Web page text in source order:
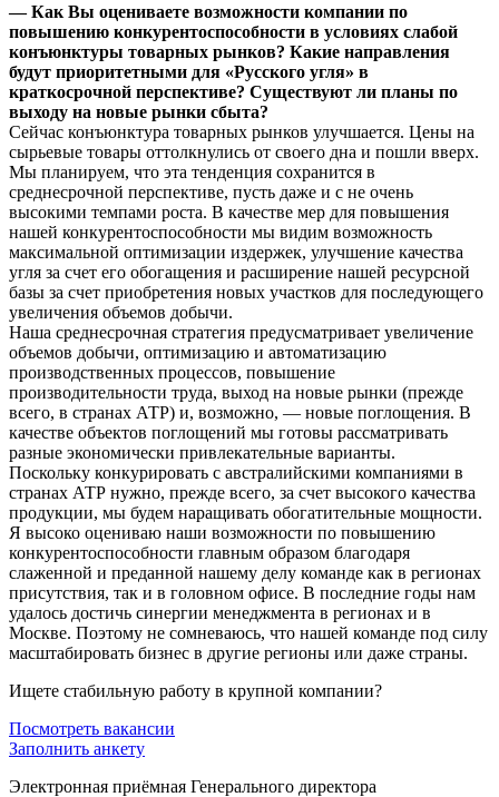
— Как Вы оцениваете возможности компании по
повышению конкурентоспособности в условиях слабой
конъюнктуры товарных рынков? Какие направления
будут приоритетными для «Русского угля» в
краткосрочной перспективе? Существуют ли планы по
выходу на новые рынки сбыта?
Сейчас конъюнктура товарных рынков улучшается. Цены на
сырьевые товары оттолкнулись от своего дна и пошли вверх.
Мы планируем, что эта тенденция сохранится в
среднесрочной перспективе, пусть даже и с не очень
высокими темпами роста. В качестве мер для повышения
нашей конкурентоспособности мы видим возможность
максимальной оптимизации издержек, улучшение качества
угля за счет его обогащения и расширение нашей ресурсной
базы за счет приобретения новых участков для последующего
увеличения объемов добычи.
Наша среднесрочная стратегия предусматривает увеличение
объемов добычи, оптимизацию и автоматизацию
производственных процессов, повышение
производительности труда, выход на новые рынки (прежде
всего, в странах АТР) и, возможно, — новые поглощения. В
качестве объектов поглощений мы готовы рассматривать
разные экономически привлекательные варианты.
Поскольку конкурировать с австралийскими компаниями в
странах АТР нужно, прежде всего, за счет высокого качества
продукции, мы будем наращивать обогатительные мощности.
Я высоко оцениваю наши возможности по повышению
конкурентоспособности главным образом благодаря
слаженной и преданной нашему делу команде как в регионах
присутствия, так и в головном офисе. В последние годы нам
удалось достичь синергии менеджмента в регионах и в
Москве. Поэтому не сомневаюсь, что нашей команде под силу
масштабировать бизнес в другие регионы или даже страны.
Ищете стабильную работу в крупной компании?
Посмотреть вакансии
Заполнить анкету
Электронная приёмная Генерального директора